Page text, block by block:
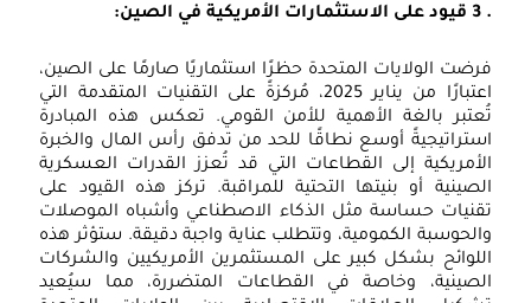
قيود على الاستثمارات الأمريكية في الصين:
فرضت الولايات المتحدة حظرًا استثماريًا صارمًا على الصين،
اعتبارًا من يناير 2025، مُركزةً على التقنيات المتقدمة التي
تُعتبر بالغة الأهمية للأمن القومي. تعكس هذه المبادرة
استراتيجيةً أوسع نطاقًا للحد من تدفق رأس المال والخبرة
الأمريكية إلى القطاعات التي قد تُعزز القدرات العسكرية
الصينية أو بنيتها التحتية للمراقبة. تركز هذه القيود على
تقنيات حساسة مثل الذكاء الاصطناعي وأشباه الموصلات
والحوسبة الكمومية، وتتطلب عناية واجبة دقيقة. ستؤثر هذه
اللوائح بشكل كبير على المستثمرين الأمريكيين والشركات
الصينية، وخاصة في القطاعات المتضررة، مما سيُعيد